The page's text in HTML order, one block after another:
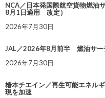
NCA／日本発国際航空貨物燃油
8月1日適用 改定）
2026年7月30日
JAL／2026年8月前半 燃油サー
2026年7月30日
椿本チエイン／再生可能エネル
現を加速